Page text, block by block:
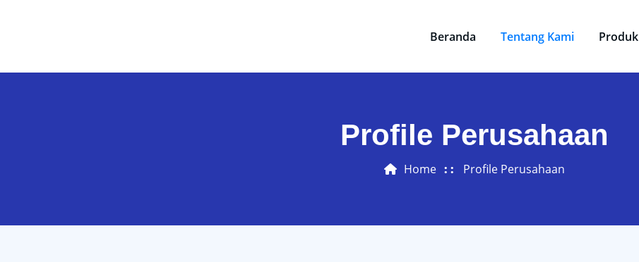
Beranda Tentang Kami Produk
Profile Perusahaan
Home Profile Perusahaan